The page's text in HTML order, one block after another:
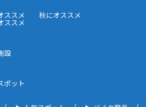
ススメ 秋にオススメ
ススメ
設
ポット